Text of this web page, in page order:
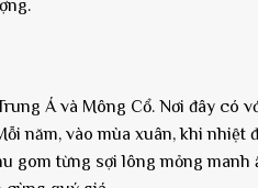
Á và Mông Cổ. Nơi đây có
năm, vào mùa xuân, khi nhiệt
gom từng sợi lông mỏng manh